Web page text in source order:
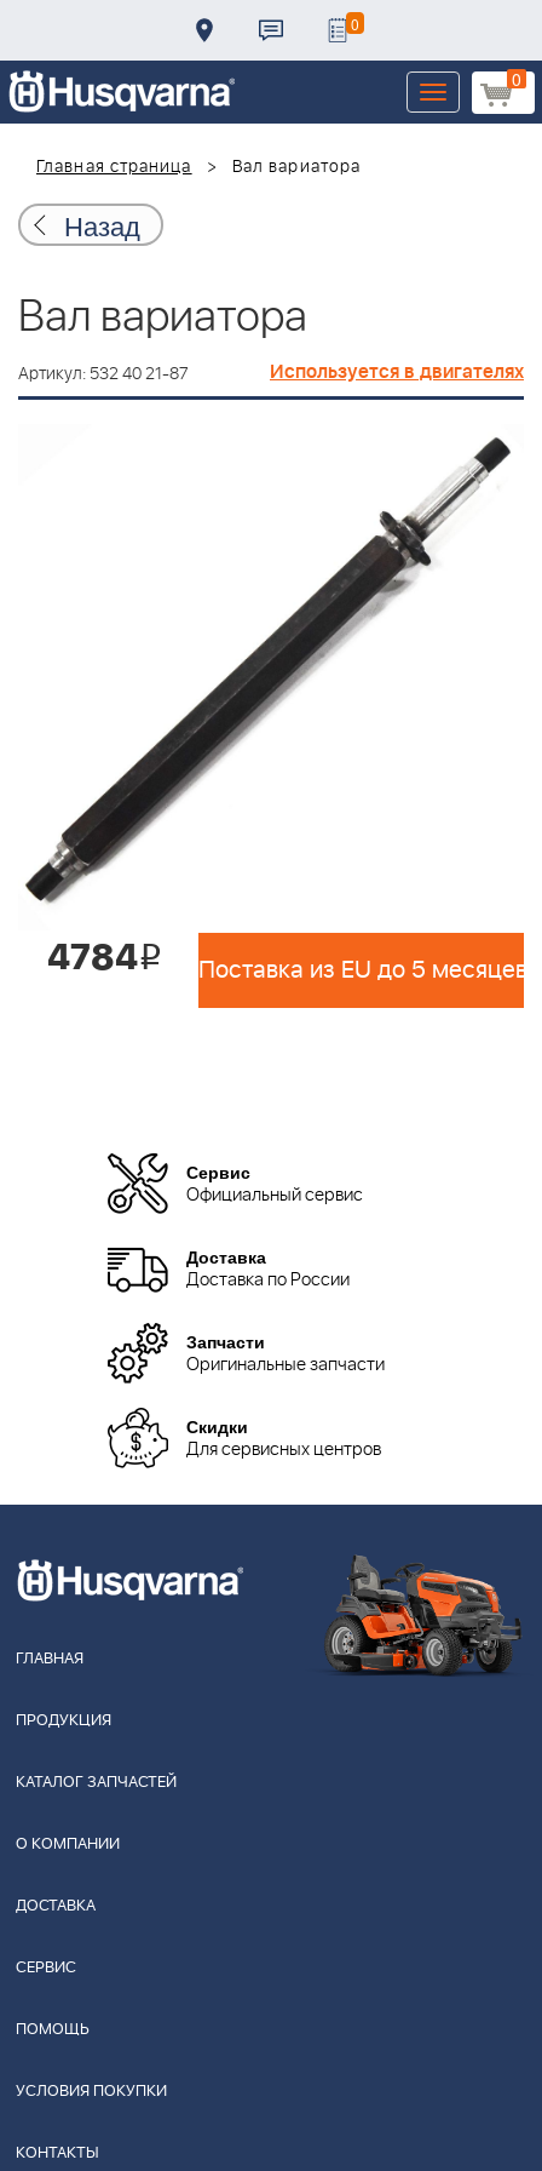
0
0
Toggle
navigation
Главная страница
Вал вариатора
Назад
Вал вариатора
Артикул: 532 40 21-87 Используется в двигателях
4784i Поставка из EU до 5 месяцев
Сервис
Официальный сервис
Доставка
Доставка по России
Запчасти
Оригинальные запчасти
Скидки
Для сервисных центров
ГЛАВНАЯ
ПРОДУКЦИЯ
КАТАЛОГ ЗАПЧАСТЕЙ
О КОМПАНИИ
ДОСТАВКА
СЕРВИС
ПОМОЩЬ
УСЛОВИЯ ПОКУПКИ
КОНТАКТЫ